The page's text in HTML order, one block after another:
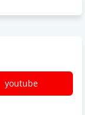
youtube